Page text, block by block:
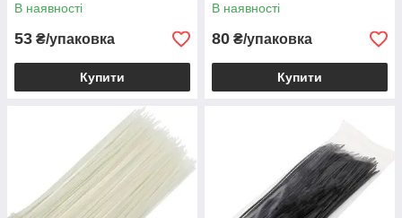
В наявності
53 ₴/упаковка
Купити
В наявності
80 ₴/упаковка
Купити